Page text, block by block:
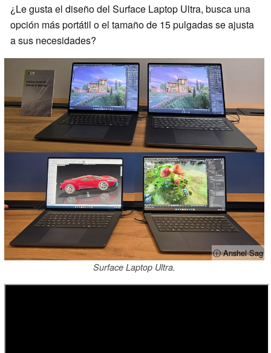
¿Le gusta el diseño del Surface Laptop Ultra, busca una
opción más portátil o el tamaño de 15 pulgadas se ajusta
a sus necesidades?
ⓘ Anshel Sag
Surface Laptop Ultra.